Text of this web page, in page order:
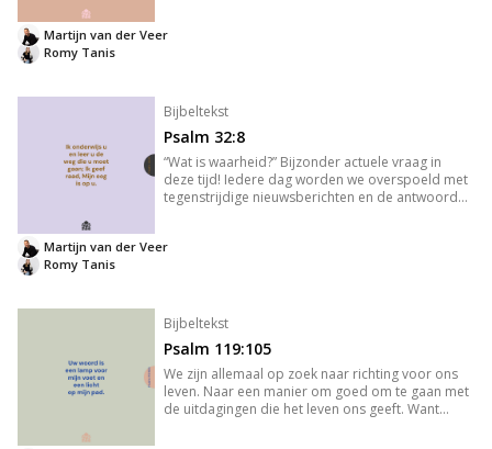
een grote stap
Romy Tanis
Martijn van der Veer
Bijbeltekst
Psalm 32:8
“Wat is waarheid?” Bijzonder actuele vraag in
deze tijd! Iedere dag worden we overspoeld met
tegenstrijdige nieuwsberichten en de antwoorden
tussen Israë
Romy Tanis
Martijn van der Veer
Bijbeltekst
Psalm 119:105
We zijn allemaal op zoek naar richting voor ons
leven. Naar een manier om goed om te gaan met
de uitdagingen die het leven ons geeft. Want